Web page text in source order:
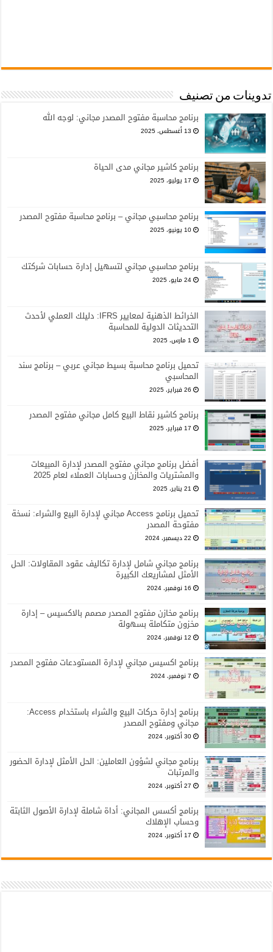
تدوينات من تصنيف
برنامج محاسبة مفتوح المصدر مجاني: لوجه الله
13 أغسطس، 2025
برنامج كاشير مجاني مدى الحياة
17 يوليو، 2025
برنامج محاسبي مجاني – برنامج محاسبة مفتوح المصدر
10 يونيو، 2025
برنامج محاسبي مجاني لتسهيل إدارة حسابات شركتك
24 مايو، 2025
الخرائط الذهنية لمعايير IFRS: دليلك العملي لأحدث
التحديثات الدولية للمحاسبة
1 مارس، 2025
تحميل برنامج محاسبة بسيط مجاني عربي – برنامج سند
المحاسبي
26 فبراير، 2025
برنامج كاشير نقاط البيع كامل مجاني مفتوح المصدر
17 فبراير، 2025
أفضل برنامج مجاني مفتوح المصدر لإدارة المبيعات
والمشتريات والمخازن وحسابات العملاء لعام 2025
21 يناير، 2025
تحميل برنامج Access مجاني لإدارة البيع والشراء: نسخة
مفتوحة المصدر
22 ديسمبر، 2024
برنامج مجاني شامل لإدارة تكاليف عقود المقاولات: الحل
الأمثل لمشاريعك الكبيرة
16 نوفمبر، 2024
برنامج مخازن مفتوح المصدر مصمم بالاكسيس – إدارة
مخزون متكاملة بسهولة
12 نوفمبر، 2024
برنامج اكسيس مجاني لإدارة المستودعات مفتوح المصدر
7 نوفمبر، 2024
برنامج إدارة حركات البيع والشراء باستخدام Access:
مجاني ومفتوح المصدر
30 أكتوبر، 2024
برنامج مجاني لشؤون العاملين: الحل الأمثل لإدارة الحضور
والمرتبات
27 أكتوبر، 2024
برنامج أكسس المجاني: أداة شاملة لإدارة الأصول الثابتة
وحساب الإهلاك
17 أكتوبر، 2024